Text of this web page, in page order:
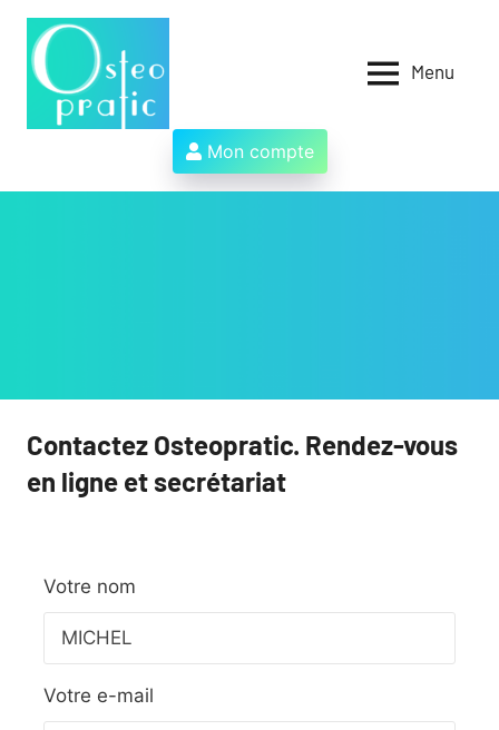
Aller
contenu
des
ostéopathes
et
Menu
Mon compte
Contactez Osteopratic. Rendez-vous
en ligne et secrétariat
Votre nom
Votre e-mail